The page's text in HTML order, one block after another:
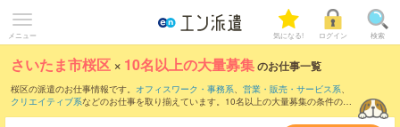
メニュー 気になる! ログイン 検索
さいたま市桜区 × 10名以上の大量募集のお仕事一覧
桜区の派遣のお仕事情報です。 オフィスワーク・事務系、 営業・販売・サービス系、
クリエイティブ系などのお仕事を取り揃えています。10名以上の大量募集の条件の他